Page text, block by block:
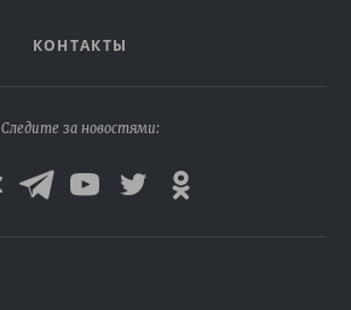
КОНТАКТЫ
Следите за новостями: